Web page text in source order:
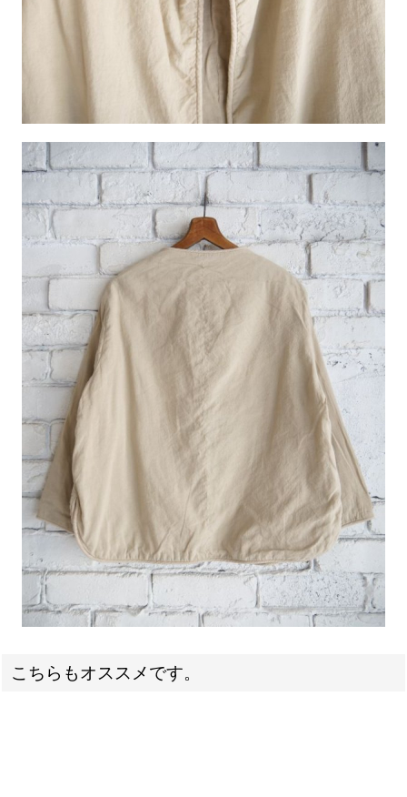
こちらもオススメです。